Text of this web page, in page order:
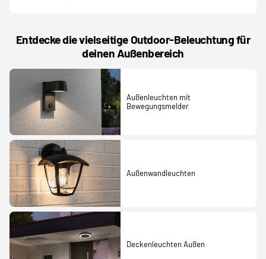
Entdecke die vielseitige Outdoor-Beleuchtung für
deinen Außenbereich
Außenleuchten mit
Bewegungsmelder
Außenwandleuchten
Deckenleuchten Außen